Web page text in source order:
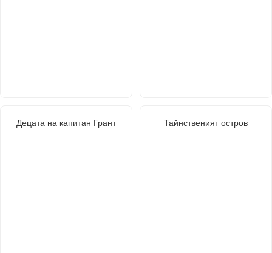
Децата на капитан Грант Тайнственият остров